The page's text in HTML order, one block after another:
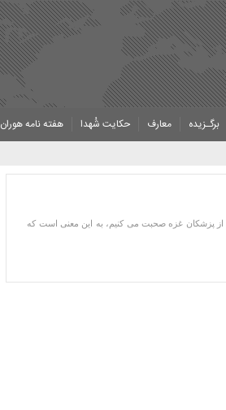
برگـزیده معارف حکایت شُهدا هفته نامه هوران
از پزشکان غزه صحبت می کنیم، به این معنی است که